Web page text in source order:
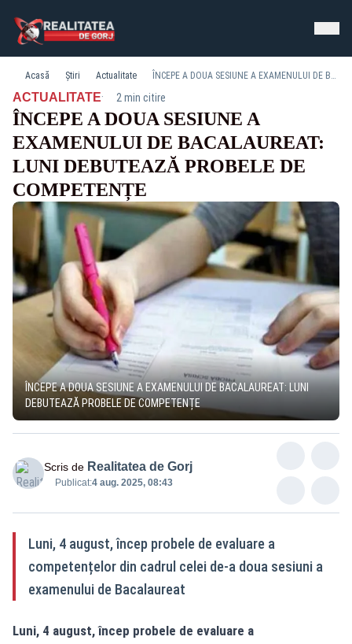
Acasă Știri Actualitate ÎNCEPE A DOUA SESIUNE A EXAMENULUI DE BACALAUREAT: LUNI DEBUTEAZĂ PROBELE DE COMPETENȚE
ACTUALITATE· 2 min citire
ÎNCEPE A DOUA SESIUNE A
EXAMENULUI DE BACALAUREAT:
LUNI DEBUTEAZĂ PROBELE DE
COMPETENȚE
ÎNCEPE A DOUA SESIUNE A EXAMENULUI DE BACALAUREAT: LUNI
DEBUTEAZĂ PROBELE DE COMPETENȚE
Scris de Realitatea de Gorj
Publicat:4 aug. 2025, 08:43
Luni, 4 august, încep probele de evaluare a
competențelor din cadrul celei de-a doua sesiuni a
examenului de Bacalaureat
Luni, 4 august, încep probele de evaluare a